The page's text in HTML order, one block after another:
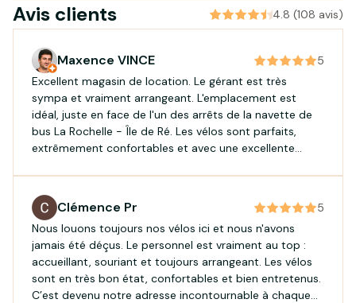
Avis clients 4.8 (108 avis)
Maxence VINCE
5
Excellent magasin de location. Le gérant est très
sympa et vraiment arrangeant. L'emplacement est
idéal, juste en face de l'un des arrêts de la navette de
bus La Rochelle - Île de Ré. Les vélos sont parfaits,
extrêmement confortables et avec une excellente
pas mal de monde se retournait sur notre passage en
roulant dans l'île. Je recommande vivement !
Clémence Pr
5
Nous louons toujours nos vélos ici et nous n'avons
jamais été déçus. Le personnel est vraiment au top :
accueillant, souriant et toujours arrangeant. Les vélos
sont en très bon état, confortables et bien entretenus.
C’est devenu notre adresse incontournable à chaque